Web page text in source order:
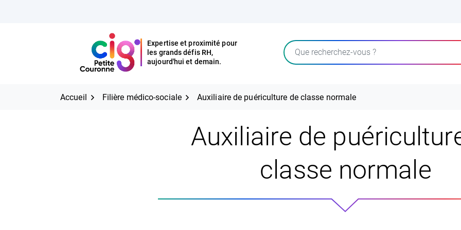
CIG Petite Couronne
Expertise et proximité pour
les grands défis RH,
aujourd'hui et demain.
Rechercher
CIG Petite Couronne
Expertise et proximité pour
les grands défis RH,
aujourd'hui et demain.
Accueil Filière médico-sociale Auxiliaire de puériculture de classe normale
Auxiliaire de
classe normale